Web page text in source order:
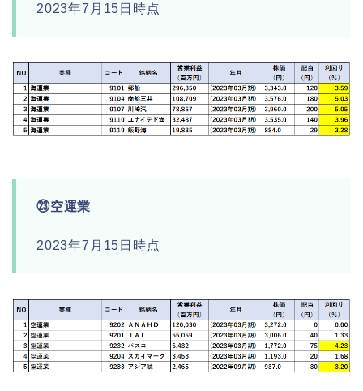
2023年7月15日時点
㉓空運業
2023年7月15日時点